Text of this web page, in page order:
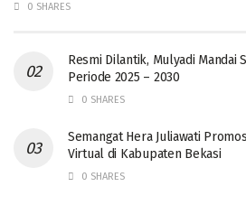
0 SHARES
Resmi Dilantik, Mulyadi Mandai
Periode 2025 – 2030
0 SHARES
Semangat Hera Juliawati
Virtual di Kabupaten Bekasi
0 SHARES